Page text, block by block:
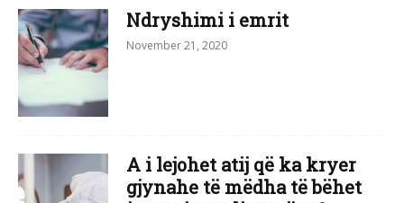
Ndryshimi i emrit
November 21, 2020
A i lejohet atij që ka kryer
gjynahe të mëdha të bëhet